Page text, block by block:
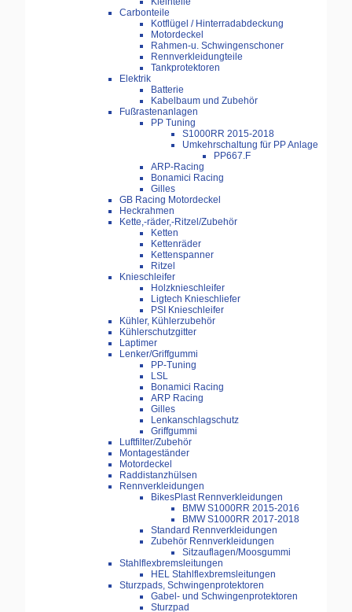
Carbonteile
Kotflügel / Hinterradabdeckung
Motordeckel
Rahmen-u. Schwingenschoner
Rennverkleidungteile
Tankprotektoren
Elektrik
Batterie
Kabelbaum und Zubehör
Fußrastenanlagen
PP Tuning
S1000RR 2015-2018
Umkehrschaltung für PP Anlage
PP667.F
ARP-Racing
Bonamici Racing
Gilles
GB Racing Motordeckel
Heckrahmen
Kette,-räder,-Ritzel/Zubehör
Ketten
Kettenräder
Kettenspanner
Ritzel
Knieschleifer
Holzknieschleifer
Ligtech Knieschliefer
PSI Knieschleifer
Kühler, Kühlerzubehör
Kühlerschutzgitter
Laptimer
Lenker/Griffgummi
PP-Tuning
LSL
Bonamici Racing
ARP Racing
Gilles
Lenkanschlagschutz
Griffgummi
Luftfilter/Zubehör
Montageständer
Motordeckel
Raddistanzhülsen
Rennverkleidungen
BikesPlast Rennverkleidungen
BMW S1000RR 2015-2016
BMW S1000RR 2017-2018
Standard Rennverkleidungen
Zubehör Rennverkleidungen
Sitzauflagen/Moosgummi
Stahlflexbremsleitungen
HEL Stahlflexbremsleitungen
Sturzpads, Schwingenprotektoren
Gabel- und Schwingenprotektoren
Sturzpad